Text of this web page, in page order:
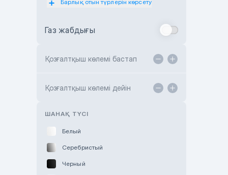
Toyota Astana
TANK Motors Karaganda
Барлық отын түрлерін көрсету
Газ жабдығы
Қозғалтқыш көлемі бастап
Қозғалтқыш көлемі дейін
ШАНАҚ ТҮСІ
Белый
Серебристый
Черный